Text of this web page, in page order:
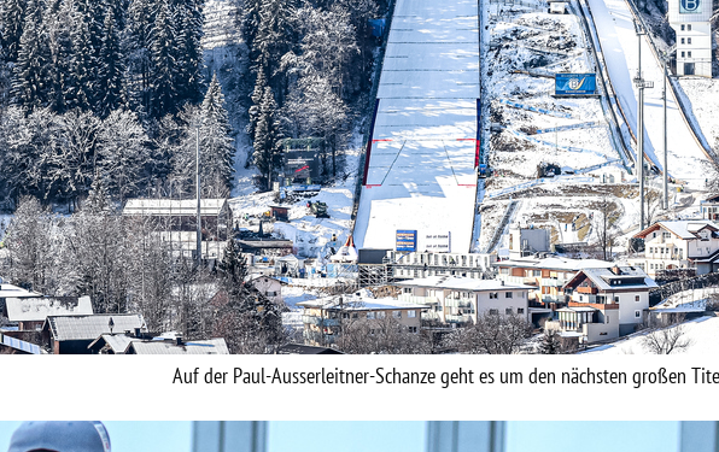
Auf der Paul-Ausserleitner-Schanze geht es um den nächsten großen